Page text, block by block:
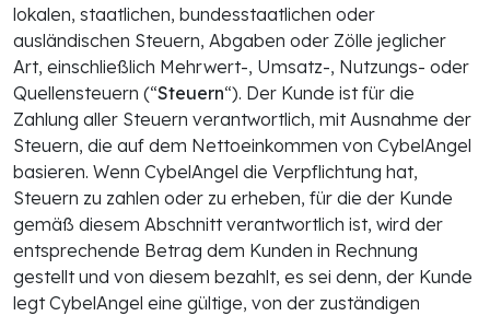
lokalen, staatlichen, bundesstaatlichen oder
ausländischen Steuern, Abgaben oder Zölle jeglicher
Art, einschließlich Mehrwert-, Umsatz-, Nutzungs- oder
Quellensteuern (“Steuern“). Der Kunde ist für die
Zahlung aller Steuern verantwortlich, mit Ausnahme der
Steuern, die auf dem Nettoeinkommen von CybelAngel
basieren. Wenn CybelAngel die Verpflichtung hat,
Steuern zu zahlen oder zu erheben, für die der Kunde
gemäß diesem Abschnitt verantwortlich ist, wird der
entsprechende Betrag dem Kunden in Rechnung
gestellt und von diesem bezahlt, es sei denn, der Kunde
legt CybelAngel eine gültige, von der zuständigen